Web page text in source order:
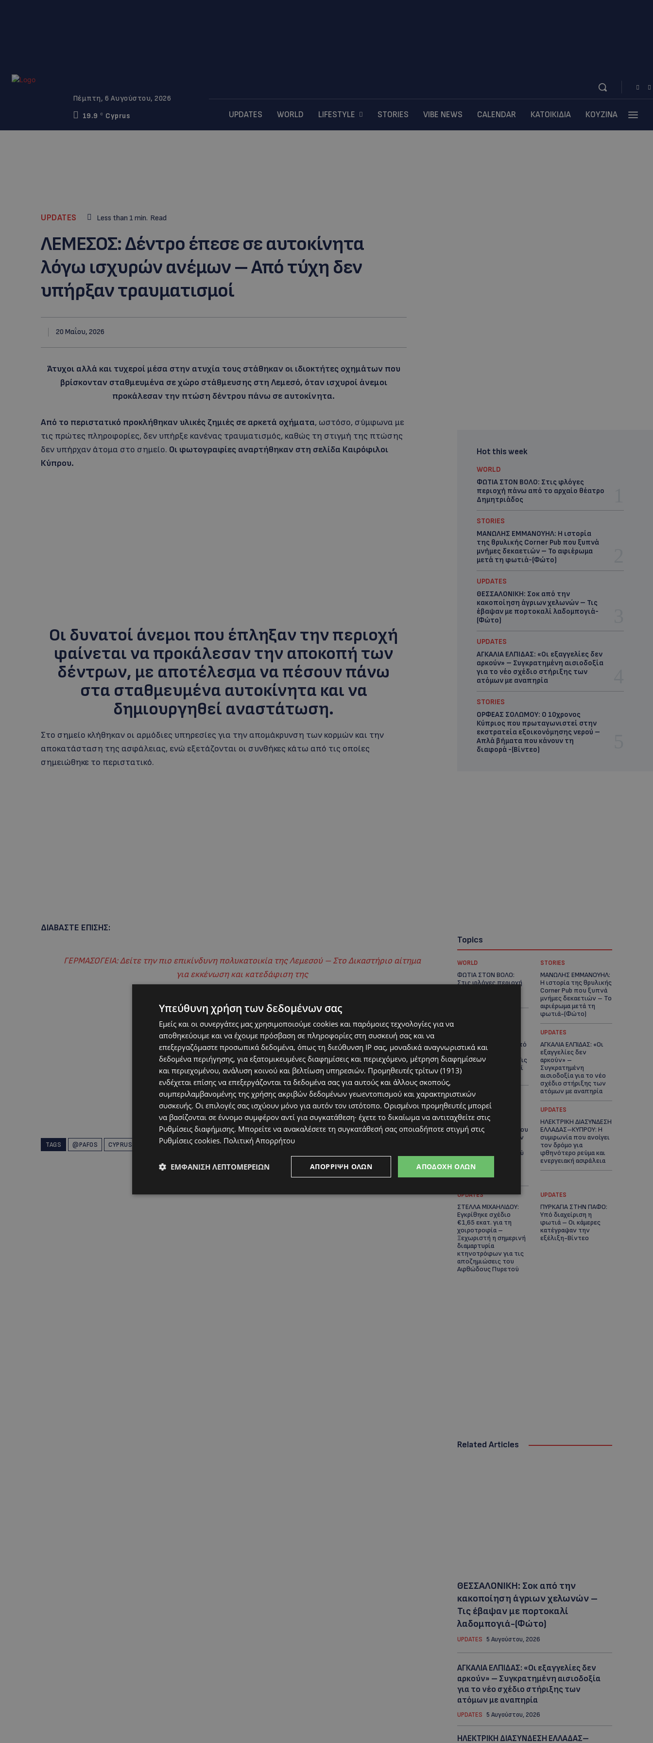
Πέμπτη, 6 Αυγούστου, 2026
19.9
C Cyprus UPDATES WORLD LIFESTYLE STORIES VIBE NEWS CALENDAR ΚΑΤΟΙΚΙΔΙΑ ΚΟΥΖΙΝΑ
UPDATES Less than 1 min. Read
ΛΕΜΕΣΟΣ: Δέντρο έπεσε σε αυτοκίνητα
λόγω ισχυρών ανέμων – Από τύχη δεν
υπήρξαν τραυματισμοί
20 Μαΐου, 2026
Άτυχοι αλλά και τυχεροί μέσα στην ατυχία τους στάθηκαν οι ιδιοκτήτες οχημάτων που
βρίσκονταν σταθμευμένα σε χώρο στάθμευσης στη Λεμεσό, όταν ισχυροί άνεμοι
προκάλεσαν την πτώση δέντρου πάνω σε αυτοκίνητα.
Από το περιστατικό προκλήθηκαν υλικές ζημιές σε αρκετά οχήματα, ωστόσο, σύμφωνα με
τις πρώτες πληροφορίες, δεν υπήρξε κανένας τραυματισμός, καθώς τη στιγμή της πτώσης
δεν υπήρχαν άτομα στο σημείο. Oι φωτογραφίες αναρτήθηκαν στη σελίδα Καιρόφιλοι
Κύπρου.
Οι δυνατοί άνεμοι που έπληξαν την περιοχή
φαίνεται να προκάλεσαν την αποκοπή των
δέντρων, με αποτέλεσμα να πέσουν πάνω
στα σταθμευμένα αυτοκίνητα και να
δημιουργηθεί αναστάτωση.
Στο σημείο κλήθηκαν οι αρμόδιες υπηρεσίες για την απομάκρυνση των κορμών και την
αποκατάσταση της ασφάλειας, ενώ εξετάζονται οι συνθήκες κάτω από τις οποίες
σημειώθηκε το περιστατικό.
ΔΙΑΒΑΣΤΕ ΕΠΙΣΗΣ:
ΓΕΡΜΑΣΟΓΕΙΑ: Δείτε την πιο επικίνδυνη πολυκατοικία της Λεμεσού – Στο Δικαστήριο αίτημα
για εκκένωση και κατεδάφιση της
TAGS @PAFOS CYPRUS TOP TOP NICOSIA ΕΠΙΚΑΙΡΌΤΗΤΑ ΛΕΜΕΣΌΣ
Hot this week
WORLD
ΦΩΤΙΑ ΣΤΟΝ ΒΟΛΟ: Στις φλόγες
περιοχή πάνω από το αρχαίο θέατρο
Δημητριάδος
STORIES
ΜΑΝΩΛΗΣ ΕΜΜΑΝΟΥΗΛ: Η ιστορία
της θρυλικής Corner Pub που ξυπνά
μνήμες δεκαετιών – Το αφιέρωμα
μετά τη φωτιά-(Φώτο)
UPDATES
ΘΕΣΣΑΛΟΝΙΚΗ: Σοκ από την
κακοποίηση άγριων χελωνών – Τις
έβαψαν με πορτοκαλί λαδομπογιά-
(Φώτο)
UPDATES
ΑΓΚΑΛΙΑ ΕΛΠΙΔΑΣ: «Οι εξαγγελίες δεν
αρκούν» – Συγκρατημένη αισιοδοξία
για το νέο σχέδιο στήριξης των
ατόμων με αναπηρία
STORIES
ΟΡΦΕΑΣ ΣΟΛΩΜΟΥ: Ο 10χρονος
Κύπριος που πρωταγωνιστεί στην
εκστρατεία εξοικονόμησης νερού –
Απλά βήματα που κάνουν τη
διαφορά -(Βίντεο)
Topics
WORLD
ΦΩΤΙΑ ΣΤΟΝ ΒΟΛΟ:
Στις φλόγες περιοχή
STORIES
ΜΑΝΩΛΗΣ ΕΜΜΑΝΟΥΗΛ:
Η ιστορία της θρυλικής
Corner Pub που ξυπνά
μνήμες δεκαετιών – Το
αφιέρωμα μετά τη
φωτιά-(Φώτο)
ΘΕΣΣΑΛΟΝΙΚΗ: Σοκ από
την κακοποίηση
άγριων χελωνών – Τις
έβαψαν με πορτοκαλί
λαδομπογιά-(Φώτο)
UPDATES
ΑΓΚΑΛΙΑ ΕΛΠΙΔΑΣ: «Οι
εξαγγελίες δεν
αρκούν» –
Συγκρατημένη
αισιοδοξία για το νέο
σχέδιο στήριξης των
ατόμων με αναπηρία
STORIES
ΟΡΦΕΑΣ ΣΟΛΩΜΟΥ: Ο
10χρονος Κύπριος που
πρωταγωνιστεί στην
εξοικονόμησης νερού
κάνουν τη διαφορά -
(Βίντεο)
UPDATES
ΗΛΕΚΤΡΙΚΗ ΔΙΑΣΥΝΔΕΣΗ
ΕΛΛΑΔΑΣ–ΚΥΠΡΟΥ: Η
συμφωνία που ανοίγει
τον δρόμο για
φθηνότερο ρεύμα και
ενεργειακή ασφάλεια
UPDATES
ΣΤΕΛΛΑ ΜΙΧΑΗΛΙΔΟΥ:
Εγκρίθηκε σχέδιο
€1,65 εκατ. για τη
χοιροτροφία –
Ξεχωριστή η σημερινή
διαμαρτυρία
κτηνοτρόφων για τις
αποζημιώσεις του
Αφθώδους Πυρετού
UPDATES
ΠΥΡΚΑΓΙΑ ΣΤΗΝ ΠΑΦΟ:
Υπό διαχείριση η
φωτιά – Οι κάμερες
κατέγραψαν την
εξέλιξη-Βίντεο
Related Articles
ΘΕΣΣΑΛΟΝΙΚΗ: Σοκ από την
κακοποίηση άγριων χελωνών –
Τις έβαψαν με πορτοκαλί
λαδομπογιά-(Φώτο)
UPDATES 5 Αυγούστου, 2026
ΑΓΚΑΛΙΑ ΕΛΠΙΔΑΣ: «Οι εξαγγελίες δεν
αρκούν» – Συγκρατημένη αισιοδοξία
για το νέο σχέδιο στήριξης των
ατόμων με αναπηρία
UPDATES 5 Αυγούστου, 2026
ΗΛΕΚΤΡΙΚΗ ΔΙΑΣΥΝΔΕΣΗ ΕΛΛΑΔΑΣ–
Υπεύθυνη χρήση των δεδομένων σας
Εμείς και οι συνεργάτες μας χρησιμοποιούμε cookies και παρόμοιες τεχνολογίες για να
αποθηκεύουμε και να έχουμε πρόσβαση σε πληροφορίες στη συσκευή σας και να
επεξεργαζόμαστε προσωπικά δεδομένα, όπως τη διεύθυνση IP σας, μοναδικά αναγνωριστικά και
δεδομένα περιήγησης, για εξατομικευμένες διαφημίσεις και περιεχόμενο, μέτρηση διαφημίσεων
και περιεχομένου, ανάλυση κοινού και βελτίωση υπηρεσιών. Προμηθευτές τρίτων (1913)
ενδέχεται επίσης να επεξεργάζονται τα δεδομένα σας για αυτούς και άλλους σκοπούς,
συμπεριλαμβανομένης της χρήσης ακριβών δεδομένων γεωεντοπισμού και χαρακτηριστικών
συσκευής. Οι επιλογές σας ισχύουν μόνο για αυτόν τον ιστότοπο. Ορισμένοι προμηθευτές μπορεί
να βασίζονται σε έννομο συμφέρον αντί για συγκατάθεση· έχετε το δικαίωμα να αντιταχθείτε στις
Ρυθμίσεις διαφήμισης. Μπορείτε να ανακαλέσετε τη συγκατάθεσή σας οποιαδήποτε στιγμή στις
Ρυθμίσεις cookies. Πολιτική Απορρήτου
ΑΠΟΔΟΧΉ ΌΛΩΝ
ΑΠΌΡΡΙΨΗ ΌΛΩΝ
ΕΜΦΆΝΙΣΗ ΛΕΠΤΟΜΕΡΕΙΏΝ